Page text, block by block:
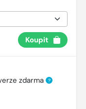
Koupit
zdarma ?